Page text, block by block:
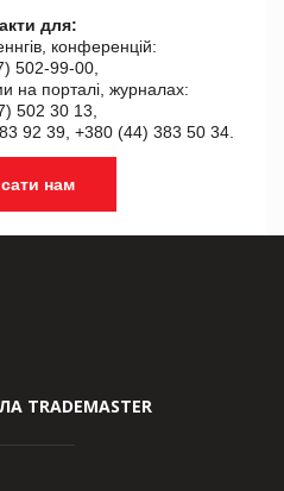
для:
конференцій:
502-99-00,
на порталі, журналах:
502 30 13,
92 39, +380 (44) 383 50 34.
нам
TRADEMASTER